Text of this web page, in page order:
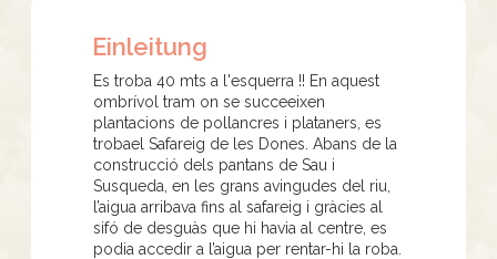
Einleitung
Es troba 40 mts a l'esquerra !! En aquest
ombrívol tram on se succeeixen
plantacions de pollancres i plataners, es
trobael Safareig de les Dones. Abans de la
construcció dels pantans de Sau i
Susqueda, en les grans avingudes del riu,
l’aigua arribava fins al safareig i gràcies al
sifó de desguàs que hi havia al centre, es
podia accedir a l’aigua per rentar-hi la roba.